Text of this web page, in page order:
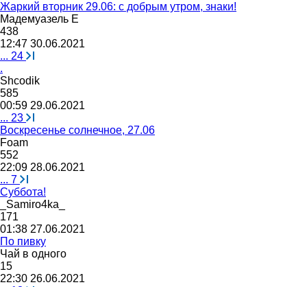
Жаркий вторник 29.06: с добрым утром, знаки!
Мадемуазель Е
438
12:47 30.06.2021
... 24
.
Shcodik
585
00:59 29.06.2021
... 23
Воскресенье солнечное, 27.06
Foam
552
22:09 28.06.2021
... 7
Суббота!
_Samiro4ka_
171
01:38 27.06.2021
По пивку
Чай в одного
15
22:30 26.06.2021